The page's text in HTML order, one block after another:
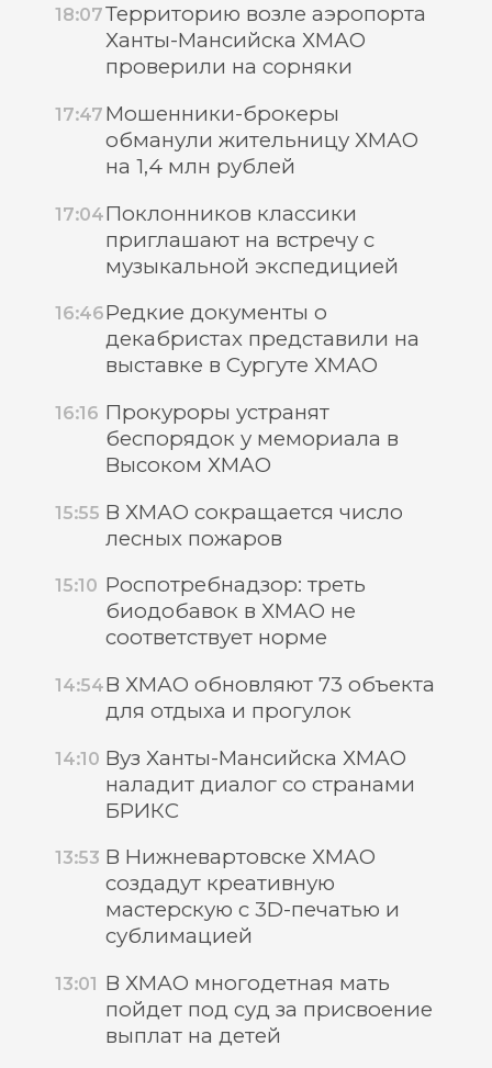
18:07Территорию возле аэропорта
Ханты-Мансийска ХМАО
проверили на сорняки
17:47 Мошенники-брокеры
обманули жительницу ХМАО
на 1,4 млн рублей
17:04Поклонников классики
приглашают на встречу с
музыкальной экспедицией
16:46Редкие документы о
декабристах представили на
выставке в Сургуте ХМАО
16:16 Прокуроры устранят
беспорядок у мемориала в
Высоком ХМАО
15:55 В ХМАО сокращается число
лесных пожаров
15:10 Роспотребнадзор: треть
биодобавок в ХМАО не
соответствует норме
14:54В ХМАО обновляют 73 объекта
для отдыха и прогулок
14:10 Вуз Ханты-Мансийска ХМАО
наладит диалог со странами
БРИКС
13:53 В Нижневартовске ХМАО
создадут креативную
мастерскую с 3D-печатью и
сублимацией
13:01 В ХМАО многодетная мать
пойдет под суд за присвоение
выплат на детей